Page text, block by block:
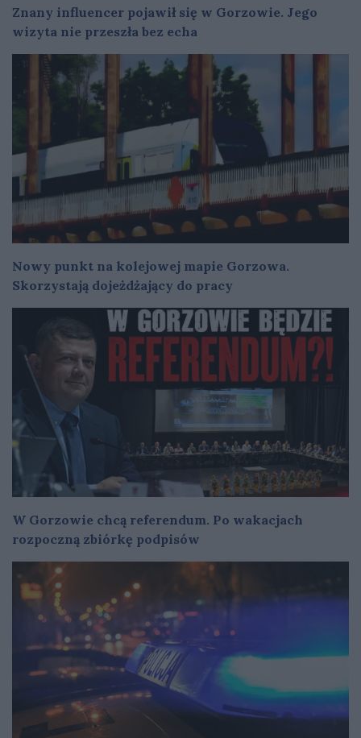
Znany influencer pojawił się w Gorzowie. Jego
wizyta nie przeszła bez echa
Nowy punkt na kolejowej mapie Gorzowa.
Skorzystają dojeżdżający do pracy
W Gorzowie chcą referendum. Po wakacjach
rozpoczną zbiórkę podpisów